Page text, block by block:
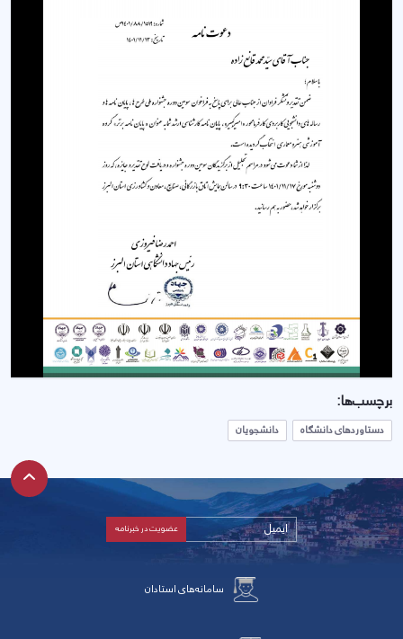
برچسب‌ها:
دستاوردهای دانشگاه دانشجویان
سامانه‌های استادان